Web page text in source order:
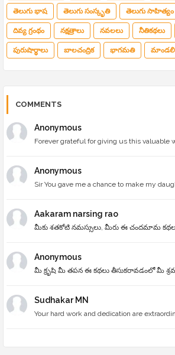
తెలుగు భాష తెలుగు సంస్కృతి తెలుగు సాహిత్యం
దివ్య గ్రంథం నక్షత్రాలు నవలలు నీతికథలు
పురుషార్థాలు బాలచంద్రిక భాగమతి
COMMENTS
Anonymous
Forever grateful for giving us this valuable
Anonymous
Sir You gave me a chance to make my
Aakaram narsing rao
మీకు శతకోటి నమస్సులు, మీరు ఈ చందమామ
Anonymous
మీ క్రృషి మీ తపన ఈ కథలు తీసుకరావడంలో మీ
Sudhakar MN
Your hard work and dedication are